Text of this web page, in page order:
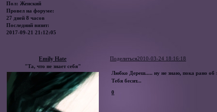
Пол: Женский
Провел на форуме:
27 дней 8 часов
Последний визит:
2017-09-21 21:12:05
Поделиться2010-03-24 18:16:18
Emily Hate
"Та, что не знает себя"
Любко Дереш..... ну не знаю, пока рано об
Тебя бесит...
0